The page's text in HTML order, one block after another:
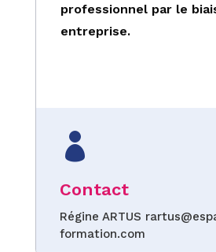
professionnel par le
entreprise.

Contact
Régine ARTUS
formation.com